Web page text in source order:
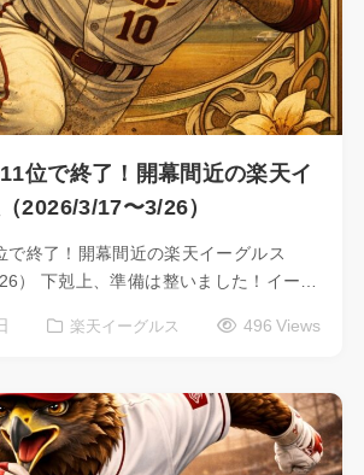
位で終了！開幕間近の楽天イ
2026/3/17〜3/26）
で終了！開幕間近の楽天イーグルス
） 下剋上、準備は整いました！イー…
楽天イーグルス 496 Views